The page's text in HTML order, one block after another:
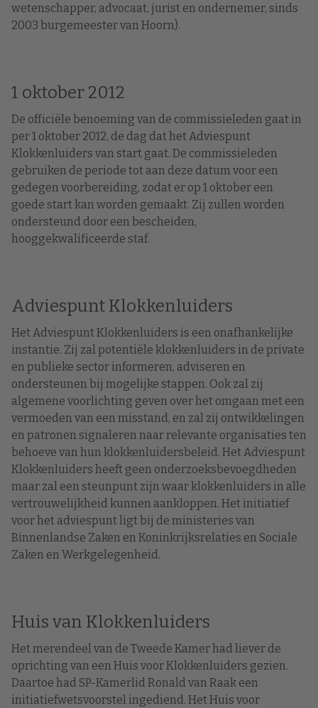
wetenschapper, advocaat, jurist en ondernemer, sinds
2003 burgemeester van Hoorn).
1 oktober 2012
De officiële benoeming van de commissieleden gaat in
per 1 oktober 2012, de dag dat het Adviespunt
Klokkenluiders van start gaat. De commissieleden
gebruiken de periode tot aan deze datum voor een
gedegen voorbereiding, zodat er op 1 oktober een
goede start kan worden gemaakt. Zij zullen worden
ondersteund door een bescheiden,
hooggekwalificeerde staf.
Adviespunt Klokkenluiders
Het Adviespunt Klokkenluiders is een onafhankelijke
instantie. Zij zal potentiële klokkenluiders in de private
en publieke sector informeren, adviseren en
ondersteunen bij mogelijke stappen. Ook zal zij
algemene voorlichting geven over het omgaan met een
vermoeden van een misstand, en zal zij ontwikkelingen
en patronen signaleren naar relevante organisaties ten
behoeve van hun klokkenluidersbeleid. Het Adviespunt
Klokkenluiders heeft geen onderzoeksbevoegdheden
maar zal een steunpunt zijn waar klokkenluiders in alle
vertrouwelijkheid kunnen aankloppen. Het initiatief
voor het adviespunt ligt bij de ministeries van
Binnenlandse Zaken en Koninkrijksrelaties en Sociale
Zaken en Werkgelegenheid.
Huis van Klokkenluiders
Het merendeel van de Tweede Kamer had liever de
oprichting van een Huis voor Klokkenluiders gezien.
Daartoe had SP-Kamerlid Ronald van Raak een
initiatiefwetsvoorstel ingediend. Het Huis voor